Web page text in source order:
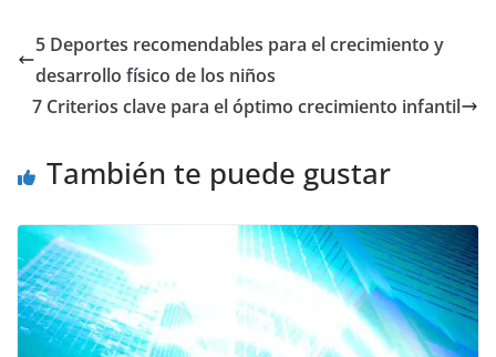
5 Deportes recomendables para el crecimiento y
desarrollo físico de los niños
7 Criterios clave para el óptimo crecimiento infantil
También te puede gustar